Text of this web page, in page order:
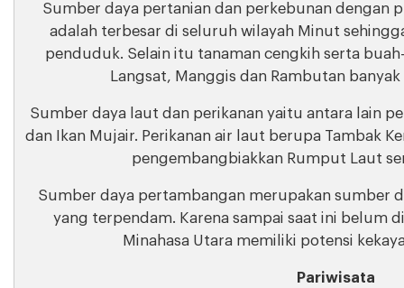
Sumber daya pertanian dan perkebunan dengan
adalah terbesar di seluruh wilayah Minut
penduduk. Selain itu tanaman cengkih serta
Langsat, Manggis dan Rambutan
Sumber daya laut dan perikanan yaitu antara lain
dan Ikan Mujair. Perikanan air laut berupa Tambak
pengembangbiakkan Rumput Laut
Sumber daya pertambangan merupakan sumber
yang terpendam. Karena sampai saat ini belum
Minahasa Utara memiliki potensi
Pariwisata